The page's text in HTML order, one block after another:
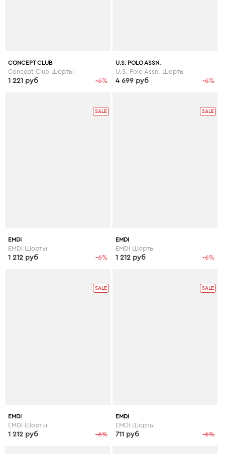
CONCEPT CLUB
Concept Club Шорты
-6%
1 221 руб
U.S. POLO ASSN.
U.S. Polo Assn. Шорты
-6%
4 699 руб
SALE
EMDI
EMDI Шорты
-6%
1 212 руб
SALE
EMDI
EMDI Шорты
-6%
1 212 руб
SALE
EMDI
EMDI Шорты
-6%
1 212 руб
SALE
EMDI
EMDI Шорты
-6%
711 руб